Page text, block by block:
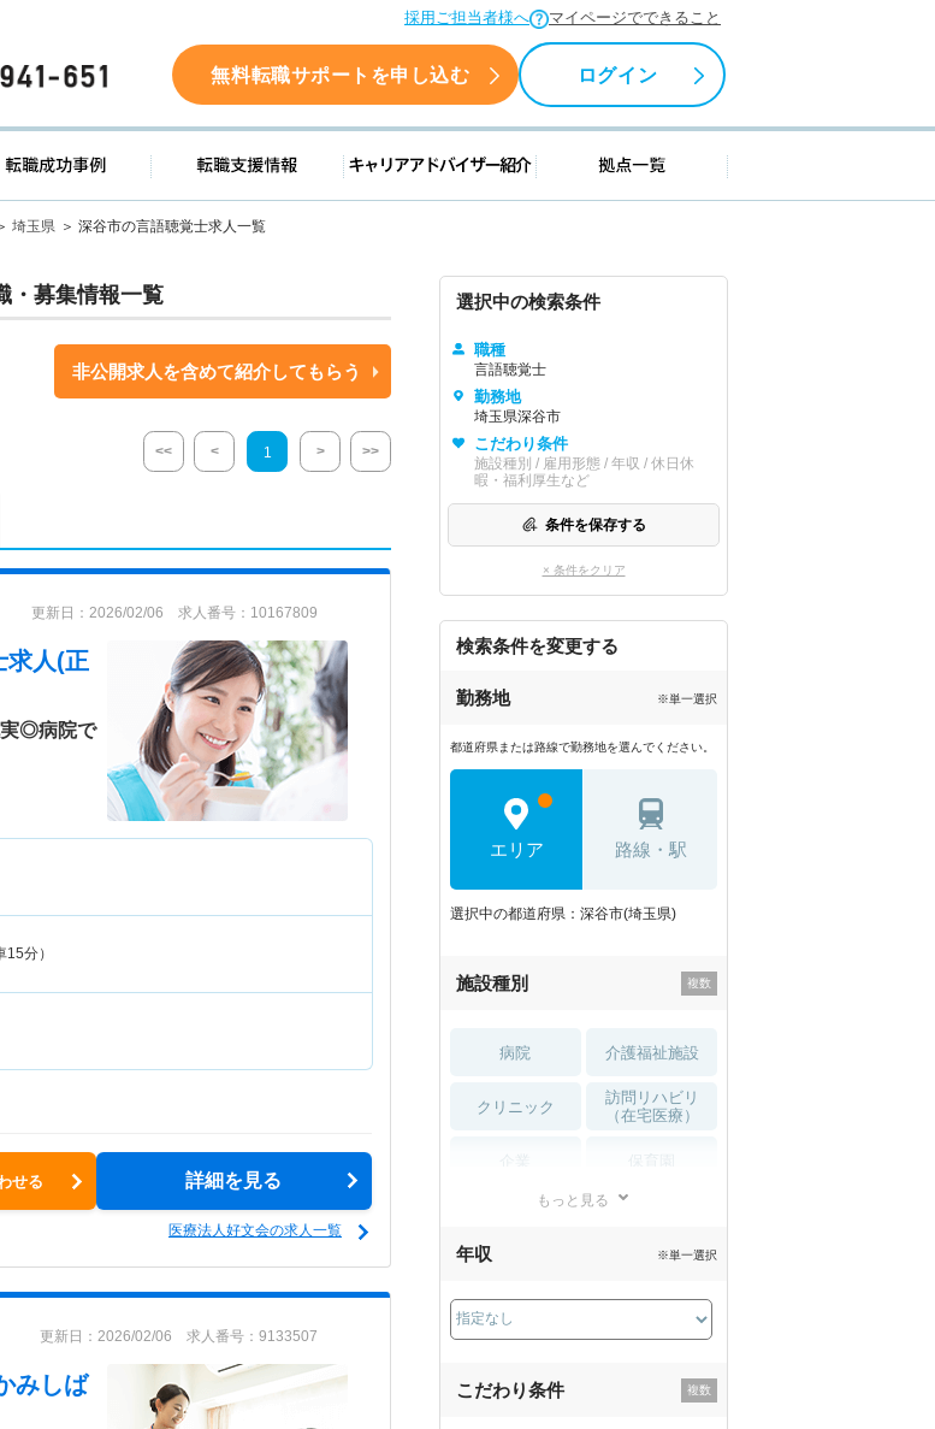
採用ご担当者様へ マイページでできること
0120-941-651 無料転職サポートを申し込む ログイン
索 転職成功事例 転職支援情報 キャリアアドバイザー紹介 拠点一覧
埼玉県 深谷市の言語聴覚士求人一覧
・募集情報一覧
非公開求人を含めて紹介してもらう
<< < 1 > >>
更新日：2026/02/06 求人番号：10167809
求人(正
実◎病院で
分）
せる 詳細を見る
医療法人好文会の求人一覧
更新日：2026/02/06 求人番号：9133507
みしば
選択中の検索条件
職種
言語聴覚士
勤務地
埼玉県深谷市
こだわり条件
施設種別 / 雇用形態 / 年収 / 休日休
暇・福利厚生など
条件を保存する
× 条件をクリア
検索条件を変更する
勤務地 ※単一選択
都道府県または路線で勤務地を選んでください。
エリア 路線・駅
選択中の都道府県：深谷市(埼玉県)
施設種別
病院 介護福祉施設
クリニック
訪問リハビリ
（在宅医療）
薬局・
もっと見る
年収 ※単一選択
こだわり条件